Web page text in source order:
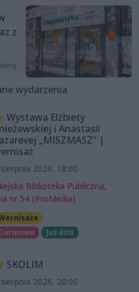
z
wydarzenia
Wystawa Elżbiety
i Anastasii
„MISZMASZ” |
2026, 18:00
Biblioteka Publiczna,
nr 54 (ProMedia)
Już dziś
SKOLIM
2026, 20:00